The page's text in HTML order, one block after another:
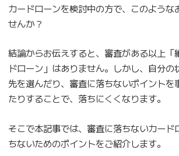
カードローンを検討中の方で、このような
せんか？
結論からお伝えすると、審査がある以上「
ドローン」はありません。しかし、自分の
先を選んだり、審査に落ちないポイントを
たりすることで、落ちにくくなります。
そこで本記事では、審査に落ちないカード
ちないためのポイントをご紹介します。